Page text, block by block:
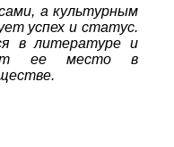
а культурным
успех и статус.
в литературе и
ее место в